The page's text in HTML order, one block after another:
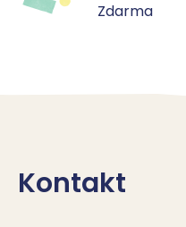
Zdarma
Kontakt